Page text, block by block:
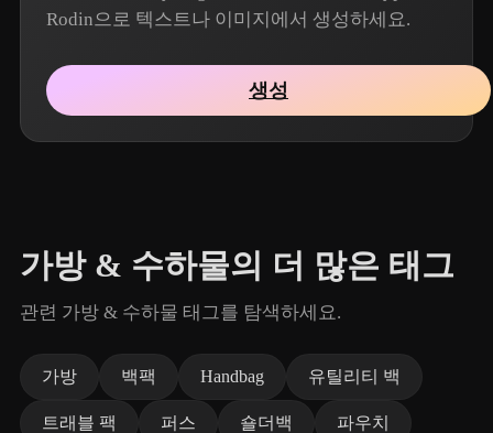
Rodin으로 텍스트나 이미지에서 생성하세요.
생성
가방 & 수하물의 더 많은 태그
관련 가방 & 수하물 태그를 탐색하세요.
가방 백팩 Handbag 유틸리티 백
트래블 팩 퍼스 숄더백 파우치